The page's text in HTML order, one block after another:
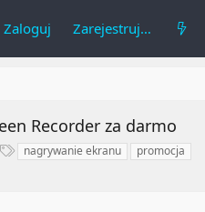
Zaloguj Zarejestruj się
Recorder za darmo
Tnagrywanie ekranu
promocja